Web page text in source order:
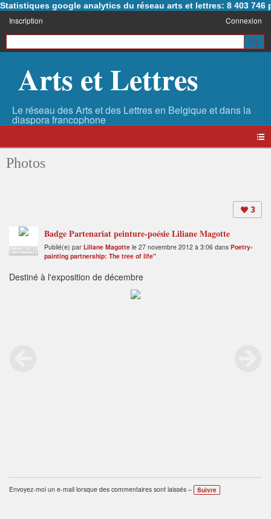
Statistiques google analytics du réseau arts et lettres: 8 403 746
Inscription Connexion
Arts et Lettres
Photos
3
ADMINISTRATEUR
PARTENARIATS
Badge Partenariat peinture-poésie Liliane Magotte
Publié(e) par Liliane Magotte le 27 novembre 2012 à 3:06 dans Poetry-
painting partnership: The tree of life"
Destiné à l'exposition de décembre
Envoyez-moi un e-mail lorsque des commentaires sont laissés – Suivre